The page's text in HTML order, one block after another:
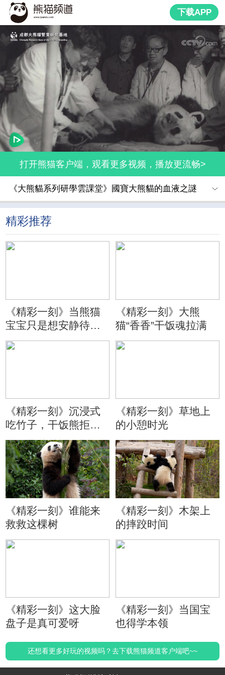
下载APP
打开熊猫客户端，观看更多视频，播放更流畅>
《大熊貓系列研學雲課堂》國寶大熊貓的血液之謎
精彩推荐
《精彩一刻》当熊猫
宝宝只是想安静待会
儿
《精彩一刻》大熊
猫“香香”干饭魂拉满
《精彩一刻》沉浸式
吃竹子，干饭熊拒绝
分心
《精彩一刻》草地上
的小憩时光
《精彩一刻》谁能来
救救这棵树
《精彩一刻》木架上
的摔跤时间
《精彩一刻》这大脸
盘子是真可爱呀
《精彩一刻》当国宝
也得学本领
还想看更多好玩的视频吗？去下载熊猫频道客户端吧~~